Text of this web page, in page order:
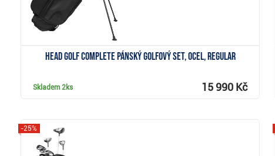
Head Golf Complete pánský golfový set, ocel, Regular
Skladem2ks 15 990 Kč
-25%